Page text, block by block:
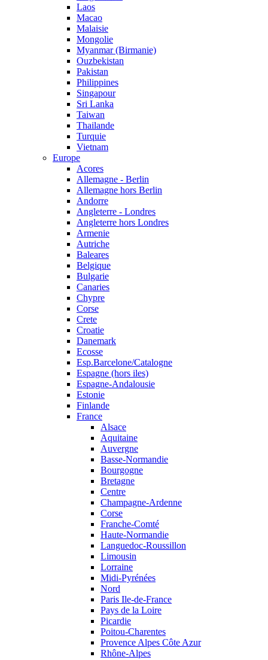
Laos
Macao
Malaisie
Mongolie
Myanmar (Birmanie)
Ouzbekistan
Pakistan
Philippines
Singapour
Sri Lanka
Taiwan
Thailande
Turquie
Vietnam
Europe
Acores
Allemagne - Berlin
Allemagne hors Berlin
Andorre
Angleterre - Londres
Angleterre hors Londres
Armenie
Autriche
Baleares
Belgique
Bulgarie
Canaries
Chypre
Corse
Crete
Croatie
Danemark
Ecosse
Esp.Barcelone/Catalogne
Espagne (hors iles)
Espagne-Andalousie
Estonie
Finlande
France
Alsace
Aquitaine
Auvergne
Basse-Normandie
Bourgogne
Bretagne
Centre
Champagne-Ardenne
Corse
Franche-Comté
Haute-Normandie
Languedoc-Roussillon
Limousin
Lorraine
Midi-Pyrénées
Nord
Paris Ile-de-France
Pays de la Loire
Picardie
Poitou-Charentes
Provence Alpes Côte Azur
Rhône-Alpes